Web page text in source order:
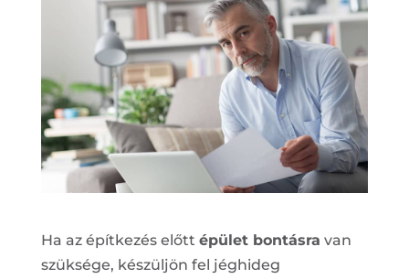
Ha az építkezés előtt épület bontásra van
szüksége, készüljön fel jéghideg